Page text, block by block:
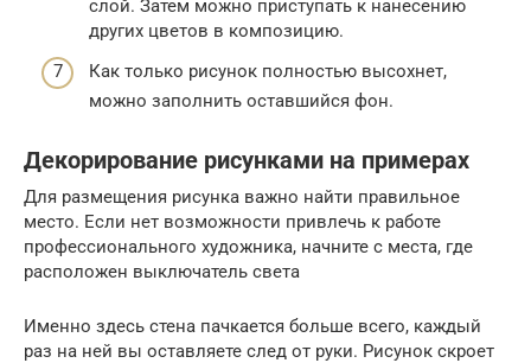
слой. Затем можно приступать к нанесению
других цветов в композицию.
Как только рисунок полностью высохнет,
можно заполнить оставшийся фон.
Декорирование рисунками на примерах
Для размещения рисунка важно найти правильное
место. Если нет возможности привлечь к работе
профессионального художника, начните с места, где
расположен выключатель света
Именно здесь стена пачкается больше всего, каждый
раз на ней вы оставляете след от руки. Рисунок скроет